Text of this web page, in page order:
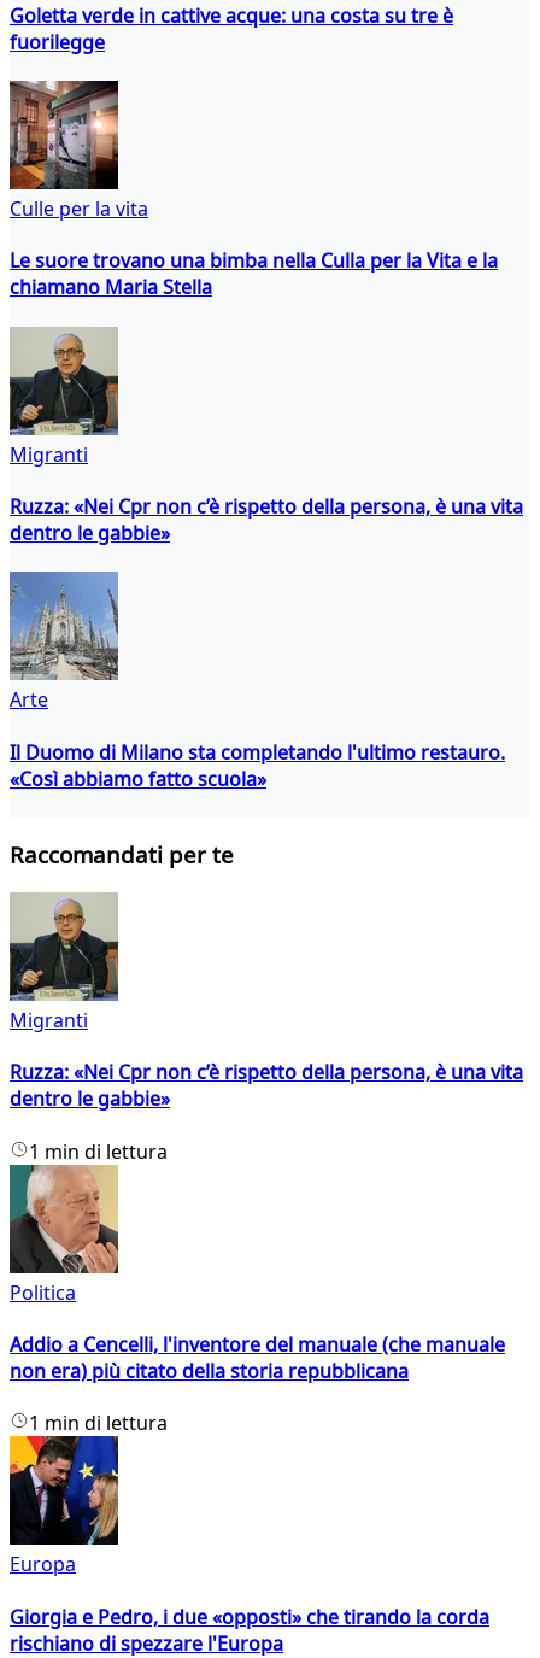
Goletta verde in cattive acque: una costa su tre è
fuorilegge
Culle per la vita
Le suore trovano una bimba nella Culla per la Vita e la
chiamano Maria Stella
Migranti
Ruzza: «Nei Cpr non c’è rispetto della persona, è una vita
dentro le gabbie»
Arte
Il Duomo di Milano sta completando l'ultimo restauro.
«Così abbiamo fatto scuola»
Raccomandati per te
Migranti
Ruzza: «Nei Cpr non c’è rispetto della persona, è una vita
dentro le gabbie»
1 min di lettura
Politica
Addio a Cencelli, l'inventore del manuale (che manuale
non era) più citato della storia repubblicana
1 min di lettura
Europa
Giorgia e Pedro, i due «opposti» che tirando la corda
rischiano di spezzare l'Europa